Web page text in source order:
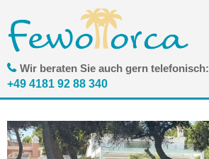
Wir beraten Sie auch gern telefonisch:
+49 4181 92 88 340